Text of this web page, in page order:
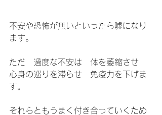
不安や恐怖が無いといったら嘘になり
ます。
ただ　過度な不安は　体を萎縮させ
心身の巡りを滞らせ　免疫力を下げま
す。
それらともうまく付き合っていくため